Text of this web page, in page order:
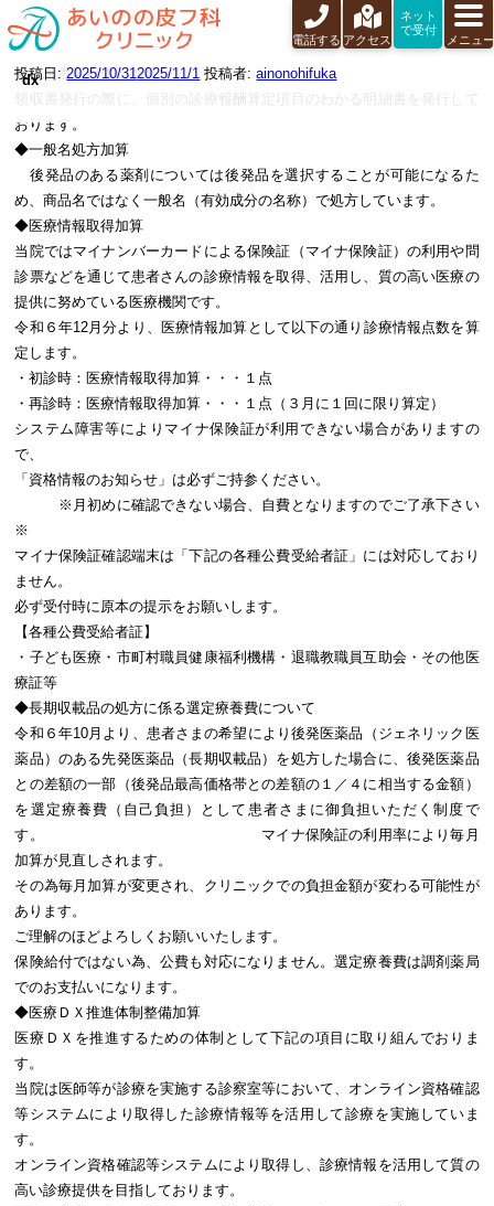
電話する アクセス
ネット
で受付
メニュー
投稿日: 2025/10/312025/11/1 投稿者:ainonohifuka
dx
◆明細書発行体制加算
領収書発行の際に、個別の診療報酬算定項目のわかる明細書を発行して
おります。
◆一般名処方加算
後発品のある薬剤については後発品を選択することが可能になるた
め、商品名ではなく一般名（有効成分の名称）で処方しています。
◆医療情報取得加算
当院ではマイナンバーカードによる保険証（マイナ保険証）の利用や問
診票などを通じて患者さんの診療情報を取得、活用し、質の高い医療の
提供に努めている医療機関です。
令和６年12月分より、医療情報加算として以下の通り診療情報点数を算
定します。
・初診時：医療情報取得加算・・・１点
・再診時：医療情報取得加算・・・１点（３月に１回に限り算定）
システム障害等によりマイナ保険証が利用できない場合がありますの
で、
「資格情報のお知らせ」は必ずご持参ください。
※月初めに確認できない場合、自費となりますのでご了承下さい
※
マイナ保険証確認端末は「下記の各種公費受給者証」には対応しており
ません。
必ず受付時に原本の提示をお願いします。
【各種公費受給者証】
・子ども医療・市町村職員健康福利機構・退職教職員互助会・その他医
療証等
◆長期収載品の処方に係る選定療養費について
令和６年10月より、患者さまの希望により後発医薬品（ジェネリック医
薬品）のある先発医薬品（長期収載品）を処方した場合に、後発医薬品
との差額の一部（後発品最高価格帯との差額の１／４に相当する金額）
を選定療養費（自己負担）として患者さまに御負担いただく制度で
す。 マイナ保険証の利用率により毎月
加算が見直しされます。
その為毎月加算が変更され、クリニックでの負担金額が変わる可能性が
あります。
ご理解のほどよろしくお願いいたします。
保険給付ではない為、公費も対応になりません。選定療養費は調剤薬局
でのお支払いになります。
◆医療ＤＸ推進体制整備加算
医療ＤＸを推進するための体制として下記の項目に取り組んでおりま
す。
当院は医師等が診療を実施する診察室等において、オンライン資格確認
等システムにより取得した診療情報等を活用して診療を実施していま
す。
オンライン資格確認等システムにより取得し、診療情報を活用して質の
高い診療提供を目指しております。